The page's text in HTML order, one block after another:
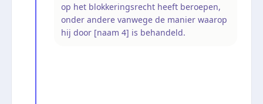
op het blokkeringsrecht heeft beroepen,
onder andere vanwege de manier waarop
hij door [naam 4] is behandeld.